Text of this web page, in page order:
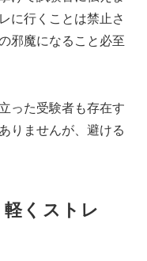
に行くことは禁止さ
邪魔になること必至
った受験者も存在す
りませんが、避ける
くストレ